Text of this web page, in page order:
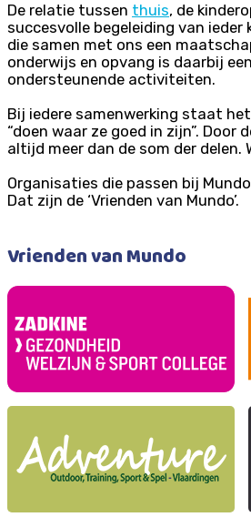
De relatie tussen thuis, de
succesvolle begeleiding van
die samen met ons een
onderwijs en opvang is daarbij
ondersteunende activiteiten.
Bij iedere samenwerking staat
“doen waar ze goed in zijn”.
altijd meer dan de som der delen.
Organisaties die passen bij
Dat zijn de ‘Vrienden van Mundo’.
Vrienden van Mundo